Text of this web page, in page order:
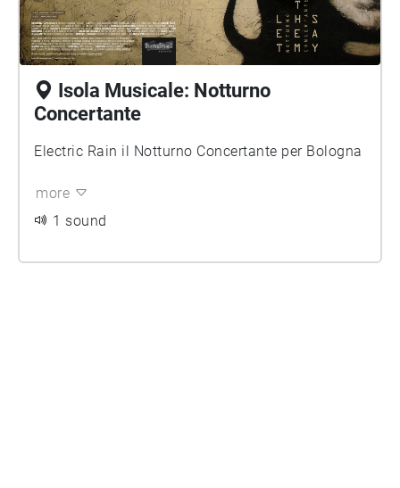
Isola Musicale: Notturno
Concertante
Electric Rain il Notturno Concertante per Bologna
more
1 sound